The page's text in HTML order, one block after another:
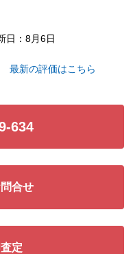
日：8月6日
最新の評価はこちら
634
合せ
定